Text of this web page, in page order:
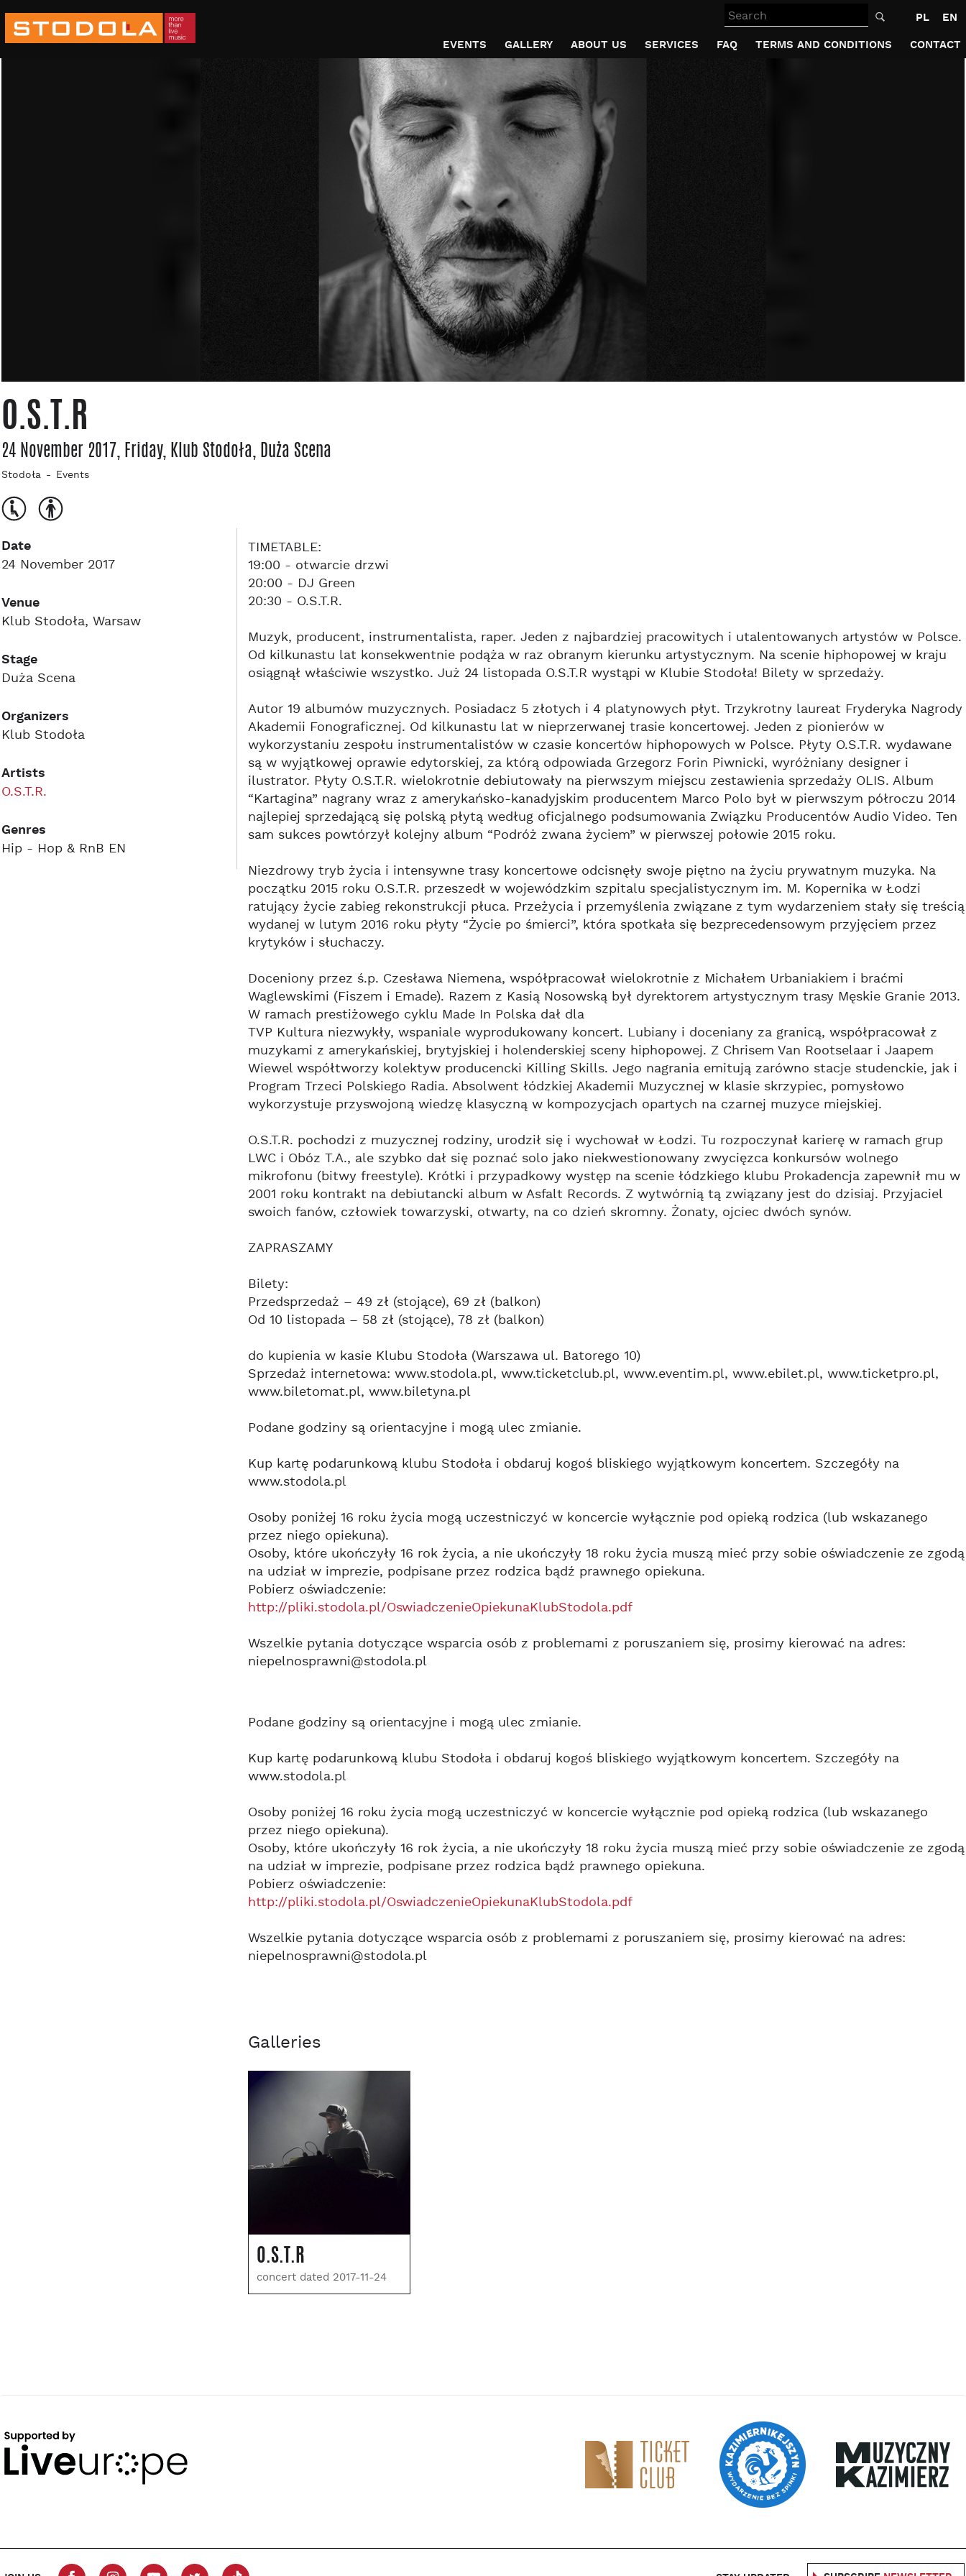
Search PL
EN
EVENTS
GALLERY ABOUT US SERVICES FAQ TERMS AND CONDITIONS CONTACT
O.S.T.R
24 November 2017, Friday, Klub Stodoła, Duża Scena
Stodoła Events
Date
24 November 2017
Venue
Klub Stodoła, Warsaw
Stage
Duża Scena
Organizers
Klub Stodoła
Artists
O.S.T.R.
Genres
Hip - Hop & RnB EN
TIMETABLE:
19:00 - otwarcie drzwi
20:00 - DJ Green
20:30 - O.S.T.R.
Muzyk, producent, instrumentalista, raper. Jeden z najbardziej pracowitych i utalentowanych artystów w Polsce.
Od kilkunastu lat konsekwentnie podąża w raz obranym kierunku artystycznym. Na scenie hiphopowej w kraju
osiągnął właściwie wszystko. Już 24 listopada O.S.T.R wystąpi w Klubie Stodoła! Bilety w sprzedaży.
Autor 19 albumów muzycznych. Posiadacz 5 złotych i 4 platynowych płyt. Trzykrotny laureat Fryderyka Nagrody
Akademii Fonograficznej. Od kilkunastu lat w nieprzerwanej trasie koncertowej. Jeden z pionierów w
wykorzystaniu zespołu instrumentalistów w czasie koncertów hiphopowych w Polsce. Płyty O.S.T.R. wydawane
są w wyjątkowej oprawie edytorskiej, za którą odpowiada Grzegorz Forin Piwnicki, wyróżniany designer i
ilustrator. Płyty O.S.T.R. wielokrotnie debiutowały na pierwszym miejscu zestawienia sprzedaży OLIS. Album
“Kartagina” nagrany wraz z amerykańsko-kanadyjskim producentem Marco Polo był w pierwszym półroczu 2014
najlepiej sprzedającą się polską płytą według oficjalnego podsumowania Związku Producentów Audio Video. Ten
sam sukces powtórzył kolejny album “Podróż zwana życiem” w pierwszej połowie 2015 roku.
Niezdrowy tryb życia i intensywne trasy koncertowe odcisnęły swoje piętno na życiu prywatnym muzyka. Na
początku 2015 roku O.S.T.R. przeszedł w wojewódzkim szpitalu specjalistycznym im. M. Kopernika w Łodzi
ratujący życie zabieg rekonstrukcji płuca. Przeżycia i przemyślenia związane z tym wydarzeniem stały się treścią
wydanej w lutym 2016 roku płyty “Życie po śmierci”, która spotkała się bezprecedensowym przyjęciem przez
krytyków i słuchaczy.
Doceniony przez ś.p. Czesława Niemena, współpracował wielokrotnie z Michałem Urbaniakiem i braćmi
Waglewskimi (Fiszem i Emade). Razem z Kasią Nosowską był dyrektorem artystycznym trasy Męskie Granie 2013.
W ramach prestiżowego cyklu Made In Polska dał dla
TVP Kultura niezwykły, wspaniale wyprodukowany koncert. Lubiany i doceniany za granicą, współpracował z
muzykami z amerykańskiej, brytyjskiej i holenderskiej sceny hiphopowej. Z Chrisem Van Rootselaar i Jaapem
Wiewel współtworzy kolektyw producencki Killing Skills. Jego nagrania emitują zarówno stacje studenckie, jak i
Program Trzeci Polskiego Radia. Absolwent łódzkiej Akademii Muzycznej w klasie skrzypiec, pomysłowo
wykorzystuje przyswojoną wiedzę klasyczną w kompozycjach opartych na czarnej muzyce miejskiej.
O.S.T.R. pochodzi z muzycznej rodziny, urodził się i wychował w Łodzi. Tu rozpoczynał karierę w ramach grup
LWC i Obóz T.A., ale szybko dał się poznać solo jako niekwestionowany zwycięzca konkursów wolnego
mikrofonu (bitwy freestyle). Krótki i przypadkowy występ na scenie łódzkiego klubu Prokadencja zapewnił mu w
2001 roku kontrakt na debiutancki album w Asfalt Records. Z wytwórnią tą związany jest do dzisiaj. Przyjaciel
swoich fanów, człowiek towarzyski, otwarty, na co dzień skromny. Żonaty, ojciec dwóch synów.
ZAPRASZAMY
Bilety:
Przedsprzedaż – 49 zł (stojące), 69 zł (balkon)
Od 10 listopada – 58 zł (stojące), 78 zł (balkon)
do kupienia w kasie Klubu Stodoła (Warszawa ul. Batorego 10)
Sprzedaż internetowa: www.stodola.pl, www.ticketclub.pl, www.eventim.pl, www.ebilet.pl, www.ticketpro.pl,
www.biletomat.pl, www.biletyna.pl
Podane godziny są orientacyjne i mogą ulec zmianie.
Kup kartę podarunkową klubu Stodoła i obdaruj kogoś bliskiego wyjątkowym koncertem. Szczegóły na
www.stodola.pl
Osoby poniżej 16 roku życia mogą uczestniczyć w koncercie wyłącznie pod opieką rodzica (lub wskazanego
przez niego opiekuna).
Osoby, które ukończyły 16 rok życia, a nie ukończyły 18 roku życia muszą mieć przy sobie oświadczenie ze zgodą
na udział w imprezie, podpisane przez rodzica bądź prawnego opiekuna.
Pobierz oświadczenie:
http://pliki.stodola.pl/OswiadczenieOpiekunaKlubStodola.pdf
Wszelkie pytania dotyczące wsparcia osób z problemami z poruszaniem się, prosimy kierować na adres:
niepelnosprawni@stodola.pl
Podane godziny są orientacyjne i mogą ulec zmianie.
Kup kartę podarunkową klubu Stodoła i obdaruj kogoś bliskiego wyjątkowym koncertem. Szczegóły na
www.stodola.pl
Osoby poniżej 16 roku życia mogą uczestniczyć w koncercie wyłącznie pod opieką rodzica (lub wskazanego
przez niego opiekuna).
Osoby, które ukończyły 16 rok życia, a nie ukończyły 18 roku życia muszą mieć przy sobie oświadczenie ze zgodą
na udział w imprezie, podpisane przez rodzica bądź prawnego opiekuna.
Pobierz oświadczenie:
http://pliki.stodola.pl/OswiadczenieOpiekunaKlubStodola.pdf
Wszelkie pytania dotyczące wsparcia osób z problemami z poruszaniem się, prosimy kierować na adres:
niepelnosprawni@stodola.pl
Galleries
O.S.T.R
concert dated 2017-11-24